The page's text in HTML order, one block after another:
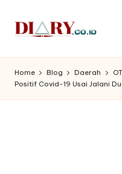
Skip
D
i
a
Indonesia
Home Blog Daerah
Positif Covid-19 Usai Jalani